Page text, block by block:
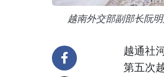
越南外交部副部长阮
越通社
第五次